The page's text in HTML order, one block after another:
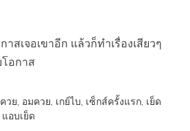
สเจอเขาอีก แล้วก็ทำเรื่องเสียวๆ
อกาส
วย, อมควย, เกย์ไบ, เซ็กส์ครั้งแรก, เย็ด
แอบเย็ด